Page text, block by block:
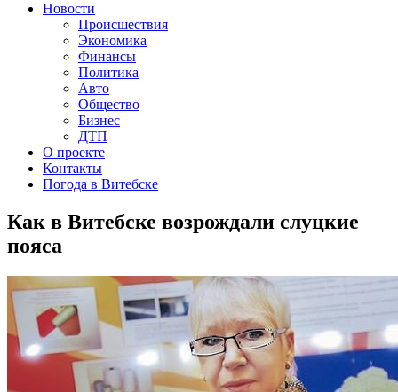
Новости
Происшествия
Экономика
Финансы
Политика
Авто
Общество
Бизнес
ДТП
О проекте
Контакты
Погода в Витебске
Как в Витебске возрождали слуцкие
пояса